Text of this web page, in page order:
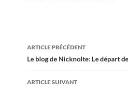
Navigation
des
articles
ARTICLE PRÉCÉDENT
Le blog de Nicknolte: Le départ
ARTICLE SUIVANT